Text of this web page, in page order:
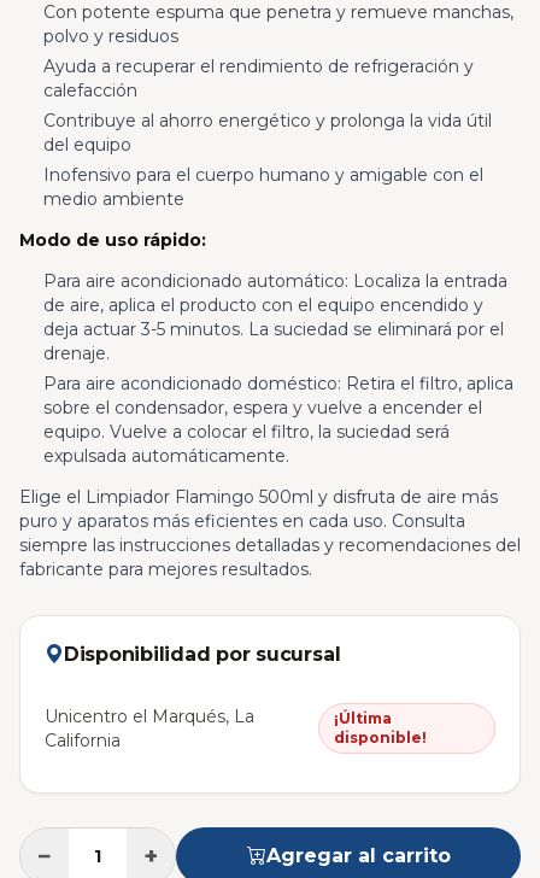
Con potente espuma que penetra y remueve manchas,
polvo y residuos
Ayuda a recuperar el rendimiento de refrigeración y
calefacción
Contribuye al ahorro energético y prolonga la vida útil
del equipo
Inofensivo para el cuerpo humano y amigable con el
medio ambiente
Modo de uso rápido:
Para aire acondicionado automático: Localiza la entrada
de aire, aplica el producto con el equipo encendido y
deja actuar 3-5 minutos. La suciedad se eliminará por el
drenaje.
Para aire acondicionado doméstico: Retira el filtro, aplica
sobre el condensador, espera y vuelve a encender el
equipo. Vuelve a colocar el filtro, la suciedad será
expulsada automáticamente.
Elige el Limpiador Flamingo 500ml y disfruta de aire más
puro y aparatos más eficientes en cada uso. Consulta
siempre las instrucciones detalladas y recomendaciones del
fabricante para mejores resultados.
Disponibilidad por sucursal
Unicentro el Marqués, La
California
¡Última
disponible!
− + Agregar al carrito